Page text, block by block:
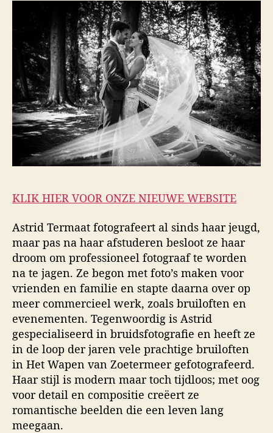
KLIK HIER VOOR ONZE NIEUWE WEBSITE
Astrid Termaat fotografeert al sinds haar jeugd,
maar pas na haar afstuderen besloot ze haar
droom om professioneel fotograaf te worden
na te jagen. Ze begon met foto’s maken voor
vrienden en familie en stapte daarna over op
meer commercieel werk, zoals bruiloften en
evenementen. Tegenwoordig is Astrid
gespecialiseerd in bruidsfotografie en heeft ze
in de loop der jaren vele prachtige bruiloften
in Het Wapen van Zoetermeer gefotografeerd.
Haar stijl is modern maar toch tijdloos; met oog
voor detail en compositie creëert ze
romantische beelden die een leven lang
meegaan.